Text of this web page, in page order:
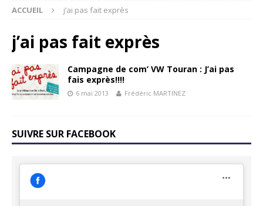
ACCUEIL j’ai pas fait exprès
j’ai pas fait exprès
Campagne de com’ VW Touran : J’ai pas
fais exprès!!!!
6 mai 2013 Frédéric MARTINEZ
SUIVRE SUR FACEBOOK